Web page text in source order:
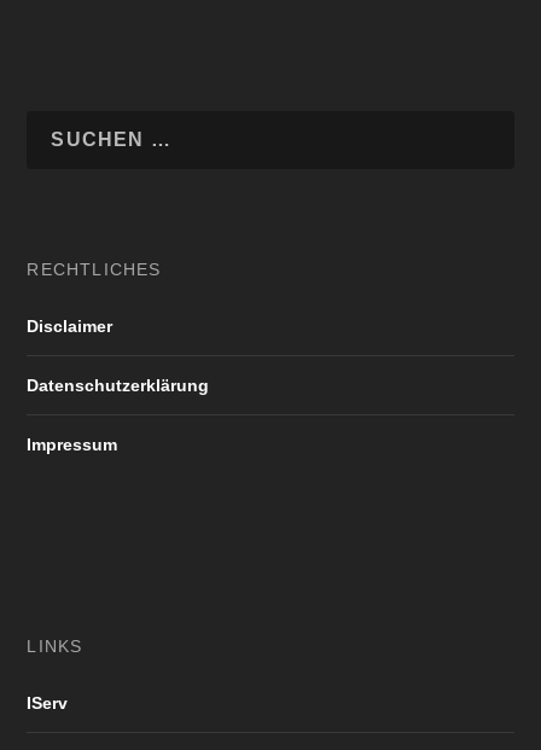
RECHTLICHES
Disclaimer
Datenschutzerklärung
Impressum
LINKS
IServ